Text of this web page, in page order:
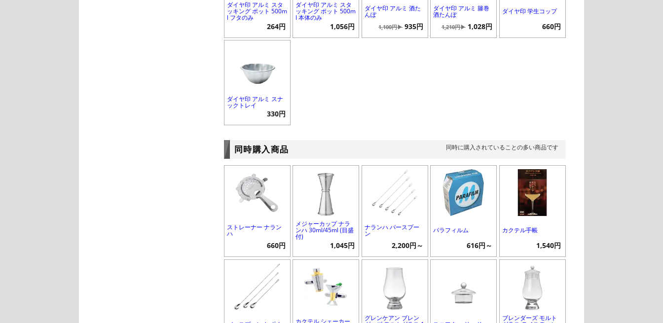
ダイヤ印 アルミ スタ
ッキング ポット 500m
l フタのみ
264円
ダイヤ印 アルミ スタ
ッキング ポット 500m
l 本体のみ
1,056円
ダイヤ印 アルミ 酒た
んぽ
1,100円▶ 935円
ダイヤ印 アルミ 籐巻
酒たんぽ
1,210円▶ 1,028円
ダイヤ印 学生コップ
660円
ダイヤ印 アルミ スナ
ックトレイ
330円
同時購入商品 同時に購入されていることの多い商品です
ストレーナー ナラン
ハ
660円
メジャーカップ ナラ
ンハ 30ml/45ml (目盛
付)
1,045円
ナランハ バースプー
ン
2,200円～
パラフィルム
616円～
カクテル手帳
1,540円
カクテル シェーカー グレンケアン ブレン ブレンダーズ モルト